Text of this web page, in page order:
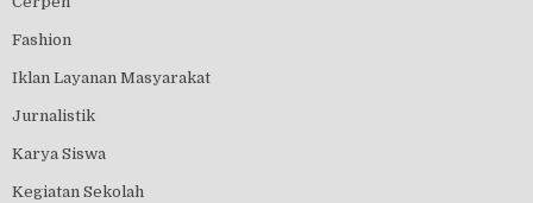
Fashion
Iklan Layanan Masyarakat
Jurnalistik
Karya Siswa
Kegiatan Sekolah